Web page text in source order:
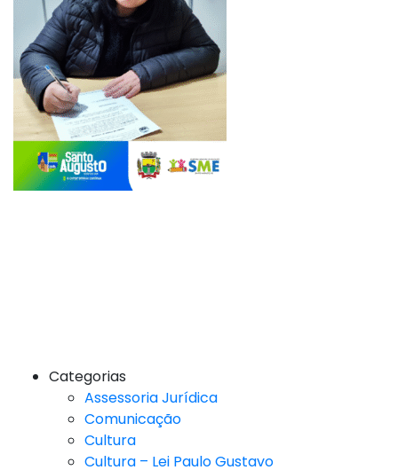
Categorias
Assessoria Jurídica
Comunicação
Cultura
Cultura – Lei Paulo Gustavo